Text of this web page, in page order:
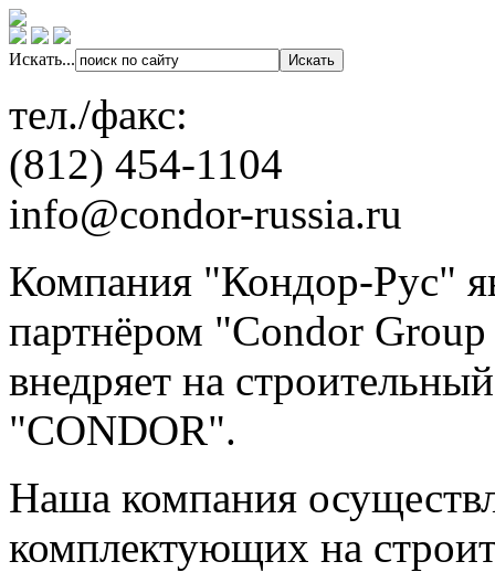
Искать...
тел./факс:
(812) 454-1104
info@condor-russia.ru
Компания "Кондор-Рус"
партнёром "Condor
внедряет на
"CONDOR".
Наша компания
комплектующих на